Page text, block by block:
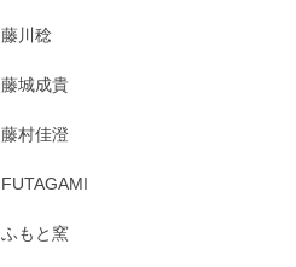
藤川稔
藤城成貴
藤村佳澄
FUTAGAMI
ふもと窯